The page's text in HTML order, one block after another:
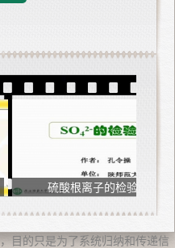
硫酸根离子的检验
目的只是为了系统归纳和传递信